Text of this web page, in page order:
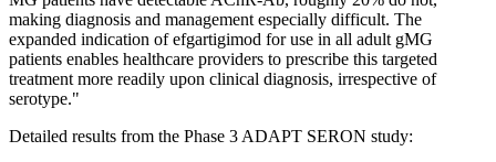
making diagnosis and management especially difficult. The
expanded indication of efgartigimod for use in all adult gMG
patients enables healthcare providers to prescribe this targeted
treatment more readily upon clinical diagnosis, irrespective of
serotype."
Detailed results from the Phase 3 ADAPT SERON study: